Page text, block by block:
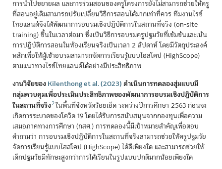
การนำไปขยายผล และการร่วมสอนของครูโครงการยังไม่สามารถช่วยให้ครู
ที่สอนอยู่เดิมสามารถปรับเปลี่ยนวิธีการสอนได้มากเท่าที่ควร ทีมงานไรซ์
ไทยแลนด์จึงได้พัฒนาการอบรมเชิงปฏิบัติการในสถานที่จริง (on-site
training) ขึ้นในเวลาต่อมา ซึ่งเป็นวิธีการอบรมครูปฐมวัยที่เข้มข้นและเน้น
การปฏิบัติการสอนในห้องเรียนจริงเป็นเวลา 2 สัปดาห์ โดยมีวัตถุประสงค์
หลักเพื่อให้ผู้เข้าอบรมสามารถจัดการเรียนรู้แบบไฮสโคป (HighScope)
ตามแนวทางไรซ์ไทยแลนด์ได้อย่างมีประสิทธิภาพ
งานวิจัยของKilenthong et al. (2023) ดำเนินการทดลองสุ่มแบบมี
กลุ่มควบคุมเพื่อประเมินประสิทธิภาพของพัฒนาการอบรมเชิงปฏิบัติการ
ในสถานที่จริง2ในพื้นที่จังหวัดร้อยเอ็ด ระหว่างปีการศึกษา 2563 ก่อนจะ
เกิดการระบาดของโควิด 19 โดยได้รับการสนับสนุนจากกองทุนเพื่อความ
เสมอภาคทางการศึกษา (กสศ.) การทดลองนี้มีเป้าหมายสำคัญเพื่อตอบ
คำถามว่า การอบรมเชิงปฏิบัติการในสถานที่จริงสามารถช่วยให้ครูปฐมวัย
จัดการเรียนรู้แบบไฮสโคป (HighScope) ได้ดีเพียงใด และสามารถช่วยให้
เด็กปฐมวัยมีทักษะสูงกว่าการได้เรียนในรูปแบบปกติมากน้อยเพียงใด